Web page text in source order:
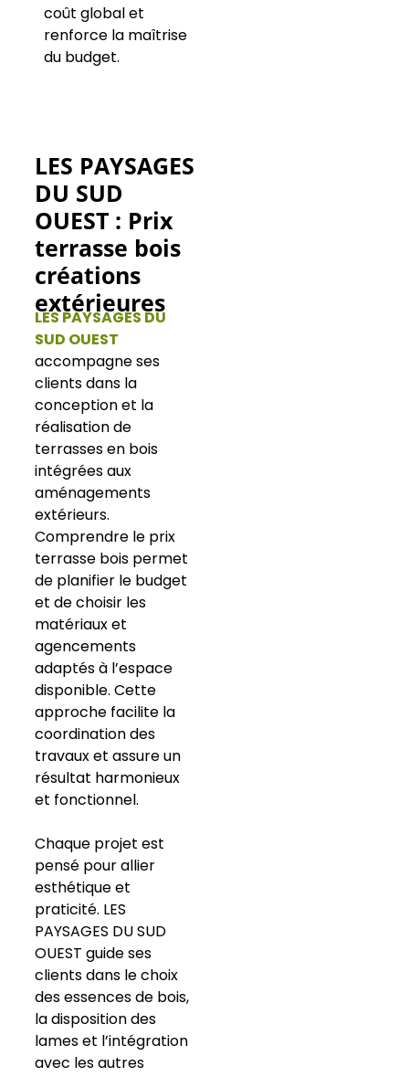
coût global et
renforce la maîtrise
du budget.
LES PAYSAGES
DU SUD
OUEST : Prix
terrasse bois
créations
extérieures
LES PAYSAGES DU
SUD OUEST
accompagne ses
clients dans la
conception et la
réalisation de
terrasses en bois
intégrées aux
aménagements
extérieurs.
Comprendre le prix
terrasse bois permet
de planifier le budget
et de choisir les
matériaux et
agencements
adaptés à l’espace
disponible. Cette
approche facilite la
coordination des
travaux et assure un
résultat harmonieux
et fonctionnel.
Chaque projet est
pensé pour allier
esthétique et
praticité. LES
PAYSAGES DU SUD
OUEST guide ses
clients dans le choix
des essences de bois,
la disposition des
lames et l’intégration
avec les autres